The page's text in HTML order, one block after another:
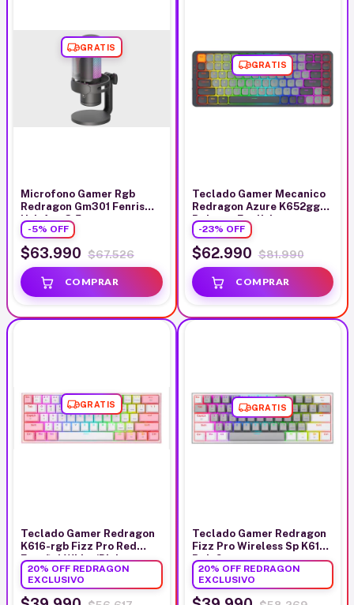
GRATIS
Microfono Gamer Rgb
Redragon Gm301 Fenris
Usb Aux 3.5
-5% OFF
$63.990 $67.526
GRATIS
Teclado Gamer Mecanico
Redragon Azure K652gg
Rgb-pro English
-23% OFF
$62.990 $81.990
GRATIS
Teclado Gamer Redragon
K616-rgb Fizz Pro Red
Español White/Pink
20% OFF REDRAGON
EXCLUSIVO
GRATIS
Teclado Gamer Redragon
Fizz Pro Wireless Sp K616
Rgb Grey
20% OFF REDRAGON
EXCLUSIVO